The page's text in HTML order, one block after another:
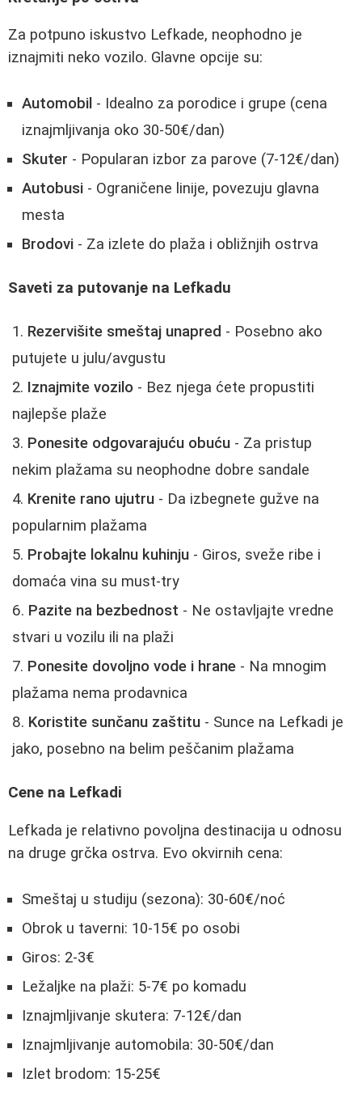
Za potpuno iskustvo Lefkade, neophodno je
iznajmiti neko vozilo. Glavne opcije su:
Automobil - Idealno za porodice i grupe (cena
iznajmljivanja oko 30-50€/dan)
Skuter - Popularan izbor za parove (7-12€/dan)
Autobusi - Ograničene linije, povezuju glavna
mesta
Brodovi - Za izlete do plaža i obližnjih ostrva
Saveti za putovanje na Lefkadu
Rezervišite smeštaj unapred - Posebno ako
putujete u julu/avgustu
Iznajmite vozilo - Bez njega ćete propustiti
najlepše plaže
Ponesite odgovarajuću obuću - Za pristup
nekim plažama su neophodne dobre sandale
Krenite rano ujutru - Da izbegnete gužve na
popularnim plažama
Probajte lokalnu kuhinju - Giros, sveže ribe i
domaća vina su must-try
Pazite na bezbednost - Ne ostavljajte vredne
stvari u vozilu ili na plaži
Ponesite dovoljno vode i hrane - Na mnogim
plažama nema prodavnica
Koristite sunčanu zaštitu - Sunce na Lefkadi je
jako, posebno na belim peščanim plažama
Cene na Lefkadi
Lefkada je relativno povoljna destinacija u odnosu
na druge grčka ostrva. Evo okvirnih cena:
Smeštaj u studiju (sezona): 30-60€/noć
Obrok u taverni: 10-15€ po osobi
Giros: 2-3€
Ležaljke na plaži: 5-7€ po komadu
Iznajmljivanje skutera: 7-12€/dan
Iznajmljivanje automobila: 30-50€/dan
Izlet brodom: 15-25€